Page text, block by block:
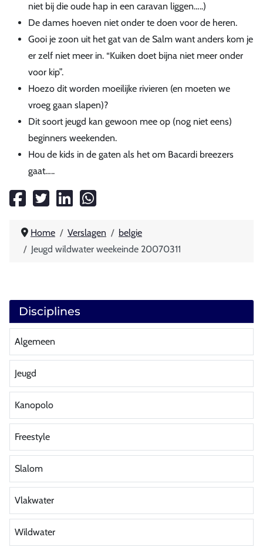
niet bij die oude hap in een caravan liggen…..)
De dames hoeven niet onder te doen voor de heren.
Gooi je zoon uit het gat van de Salm want anders kom je
er zelf niet meer in. “Kuiken doet bijna niet meer onder
voor kip”.
Hoezo dit worden moeilijke rivieren (en moeten we
vroeg gaan slapen)?
Dit soort jeugd kan gewoon mee op (nog niet eens)
beginners weekenden.
Hou de kids in de gaten als het om Bacardi breezers
gaat…..
Home Verslagen
belgie
Jeugd wildwater weekeinde 20070311
Disciplines
Algemeen
Jeugd
Kanopolo
Freestyle
Slalom
Vlakwater
Wildwater